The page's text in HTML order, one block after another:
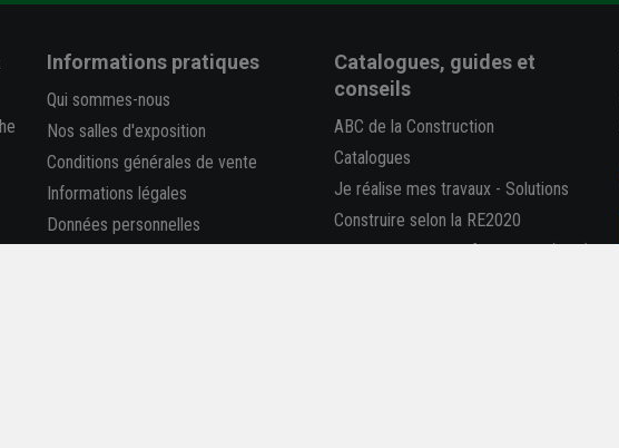
Informations pratiques
Qui sommes-nous
Nos salles d'exposition
Conditions générales de vente
Informations légales
Données personnelles
Catalogues, guides et
conseils
ABC de la Construction
Catalogues
Je réalise mes travaux- Solutions
Construire selon la RE2020
Déclaration des performances (Dop)